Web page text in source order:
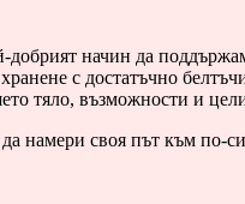
добрият начин да
с достатъчно
тяло, възможности и
намери своя път към по-